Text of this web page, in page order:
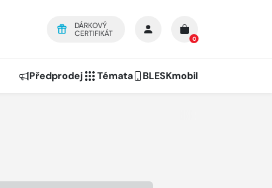
DÁRKOVÝ
CERTIFIKÁT
0
Předprodej Témata BLESKmobil